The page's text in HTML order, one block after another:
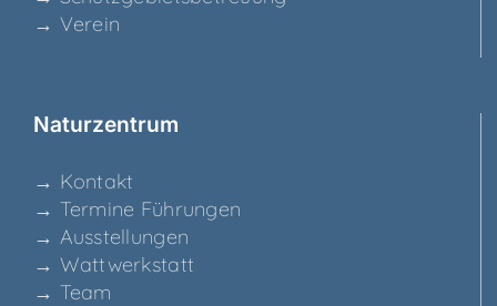
→ Ver­ein
Natur­zen­trum
→ Kon­takt
→ Ter­mi­ne Führungen
→ Aus­stel­lun­gen
→ Watt­werk­statt
→ Team